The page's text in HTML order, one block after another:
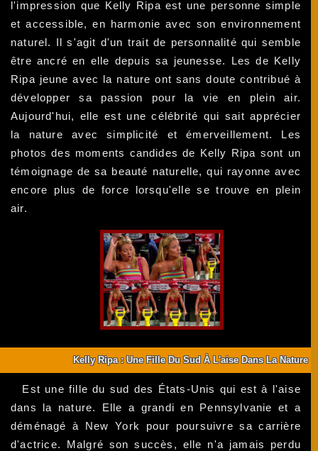
l'impression que Kelly Ripa est une personne simple
et accessible, en harmonie avec son environnement
naturel. Il s'agit d'un trait de personnalité qui semble
être ancré en elle depuis sa jeunesse. Les de Kelly
Ripa jeune avec la nature ont sans doute contribué à
développer sa passion pour la vie en plein air.
Aujourd'hui, elle est une célébrité qui sait apprécier
la nature avec simplicité et émerveillement. Les
photos des moments candides de Kelly Ripa sont un
témoignage de sa beauté naturelle, qui rayonne avec
encore plus de force lorsqu'elle se trouve en plein
air.
Kelly Ripa : Une Fille Du Sud À L'aise Dans La Nature
Est une fille du sud des États-Unis qui est à l'aise
dans la nature. Elle a grandi en Pennsylvanie et a
déménagé à New York pour poursuivre sa carrière
d'actrice. Malgré son succès, elle n'a jamais perdu